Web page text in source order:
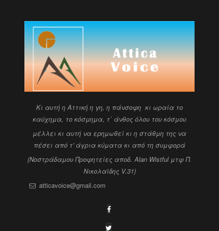
Kι αυτή η Αττική η γη, η πάνσοφη κι ωραία το
καύχημα, το κόσμημα, τ΄ άνθος όλου του κόσμου
μέλλει κι αυτή να ερημωθεί κι η στάθμη της να
πέσει από τ' άγρια κύματα κι από τη συμφορά
(Νοστράδαμου Προφητείες αποδ. Alan Wistful μτφ Π.
Νικολαϊδης V.31)
atticavoice@gmail.com